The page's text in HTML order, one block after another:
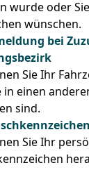
wurde oder
wünschen.
bei
Sie Ihr
in einen
sind.
Sie Ihr